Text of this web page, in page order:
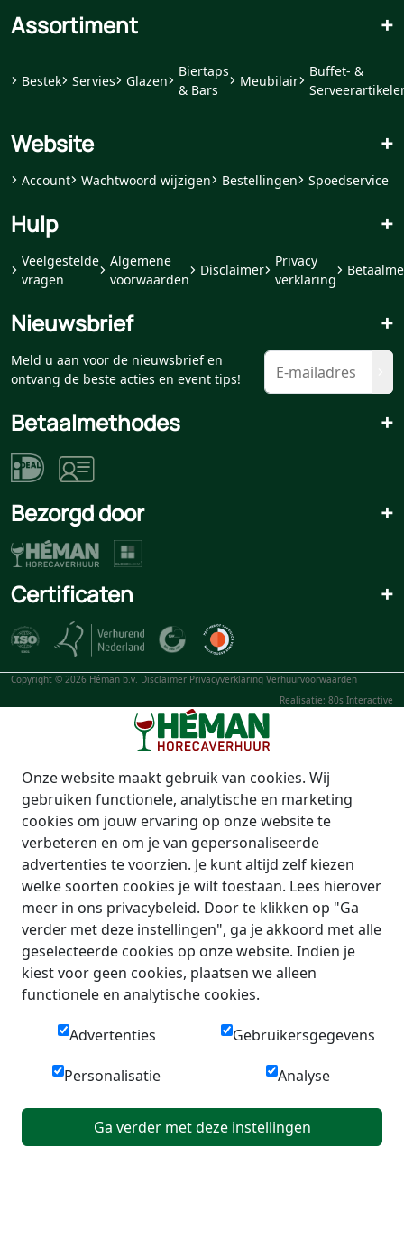
Assortiment +
Bestek Servies Glazen
Biertaps
& Bars
Meubilair
Buffet- &
Website +
Account Wachtwoord wijzigen Bestellingen Spoedservice
Hulp +
Veelgestelde
vragen
Algemene
voorwaarden
Disclaimer
Privacy
verklaring
Nieuwsbrief +
Meld u aan voor de nieuwsbrief en
ontvang de beste acties en event tips!
Betaalmethodes +
Bezorgd door +
Certificaten +
Copyright © 2026 Héman b.v. Disclaimer Privacyverklaring Verhuurvoorwaarden
Realisatie: 80s Interactive
Onze website maakt gebruik van cookies. Wij
gebruiken functionele, analytische en marketing
cookies om jouw ervaring op onze website te
verbeteren en om je van gepersonaliseerde
advertenties te voorzien. Je kunt altijd zelf kiezen
welke soorten cookies je wilt toestaan. Lees hierover
meer in ons privacybeleid. Door te klikken op "Ga
verder met deze instellingen", ga je akkoord met alle
geselecteerde cookies op onze website. Indien je
kiest voor geen cookies, plaatsen we alleen
functionele en analytische cookies.
Advertenties Gebruikersgegevens
Personalisatie Analyse
Ga verder met deze instellingen